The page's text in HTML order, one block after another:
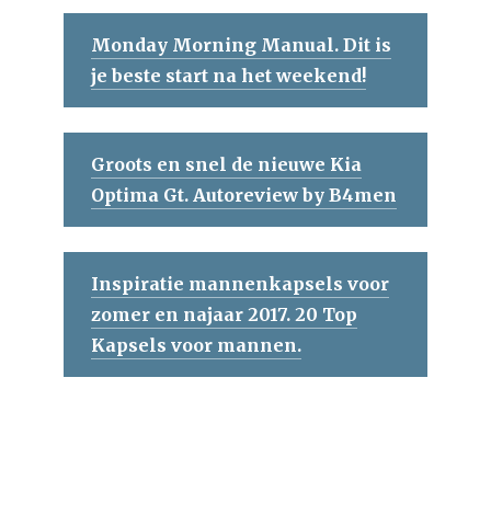
Monday Morning Manual. Dit is
je beste start na het weekend!
Groots en snel de nieuwe Kia
Optima Gt. Autoreview by B4men
Inspiratie mannenkapsels voor
zomer en najaar 2017. 20 Top
Kapsels voor mannen.